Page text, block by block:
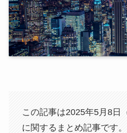
この記事は2025年5月8日
に関するまとめ記事です。